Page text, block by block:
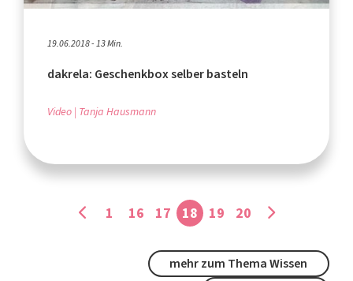
19.06.2018 - 13 Min.
dakrela: Geschenkbox selber basteln
Video Tanja Hausmann
1 16 17 18 19 20
mehr zum Thema Wissen